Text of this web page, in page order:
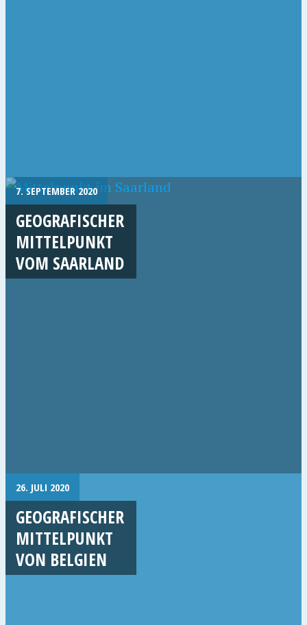
7. SEPTEMBER 2020
GEOGRAFISCHER
MITTELPUNKT
VOM SAARLAND
26. JULI 2020
GEOGRAFISCHER
MITTELPUNKT
VON BELGIEN